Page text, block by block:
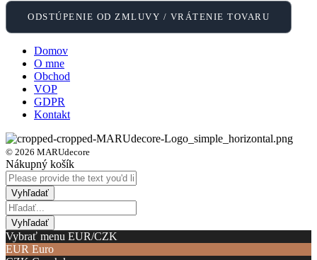
ODSTÚPENIE OD ZMLUVY / VRÁTENIE TOVARU
Domov
O mne
Obchod
VOP
GDPR
Kontakt
© 2026 MARUdecore
Nákupný košík
Vybrať menu EUR/CZK
EUR Euro